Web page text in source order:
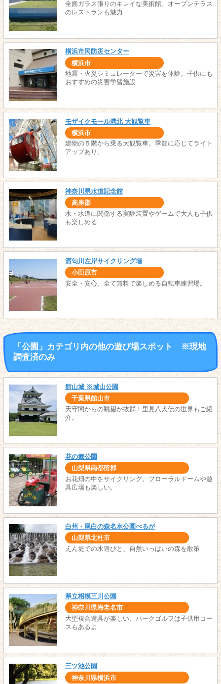
全面ガラス張りのキレイな美術館。オープンテラス
のレストランも魅力
横浜市民防災センター
横浜市
地震・火災シミュレーターで災害を体験。子供にも
おすすめの災害学習施設
モザイクモール港北 大観覧車
横浜市
建物の５階から乗る大観覧車。季節に応じてライト
アップあり。
神奈川県水道記念館
高座郡
水・水道に関係する実験装置やゲームで大人も子供
も楽しめる
酒匂川左岸サイクリング場
小田原市
安全・安心、全て無料で楽しめる自転車練習場。
「公園」カテゴリ内の他の遊び場スポット ※現地
調査済のみ
館山城 ※城山公園
千葉県館山市
天守閣からの眺望が抜群！里見八犬伝の世界もご紹
介。
花の都公園
山梨県南都留郡
お花畑の中をサイクリング。フローラルドームや遊
具広場も楽しい。
白州・尾白の森名水公園べるが
山梨県北杜市
えん堤での水遊びと、自然いっぱいの森を散策
県立相模三川公園
神奈川県海老名市
大型複合遊具が楽しい、パークゴルフは子供用コー
スもあるよ
三ツ池公園
神奈川県横浜市